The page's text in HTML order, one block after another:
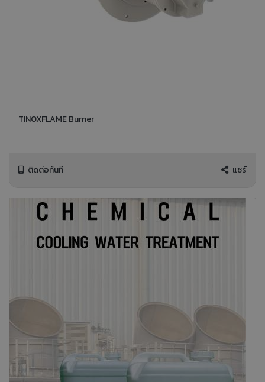
TINOXFLAME Burner
ติดต่อทันที แชร์